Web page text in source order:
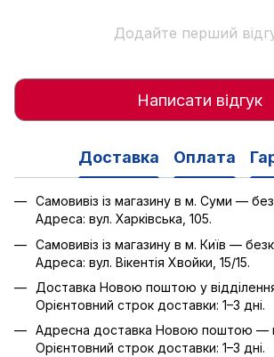
Додайте перший
Написати відгук
Доставка Оплата
Самовивіз із магазину в м. Суми —
Адреса: вул. Харківська, 105.
Самовивіз із магазину в м. Київ —
Адреса: вул. Вікентія Хвойки, 15/15.
Доставка Новою поштою у
Орієнтовний строк доставки: 1–3 дні.
Адресна доставка Новою поштою —
Орієнтовний строк доставки: 1–3 дні.